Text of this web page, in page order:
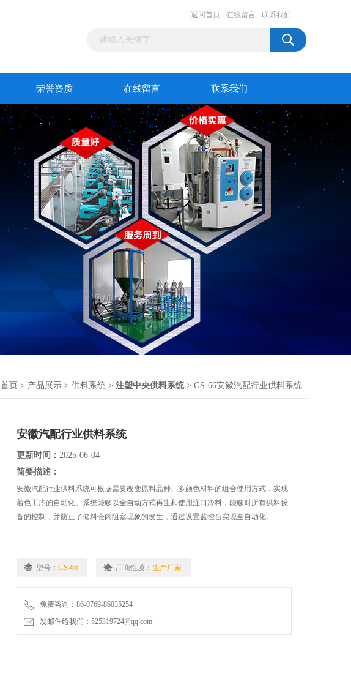
返回首页 在线留言 联系我们
荣誉资质 在线留言 联系我们
首页 > 产品展示 > 供料系统 > 注塑中央供料系统> GS-66安徽汽配行业供料系统
安徽汽配行业供料系统
更新时间： 2025-06-04
简要描述：
安徽汽配行业供料系统可根据需要改变原料品种、多颜色材料的组合使用方式，实现
着色工序的自动化。系统能够以全自动方式再生和使用注口冷料，能够对所有供料设
备的控制，并防止了储料仓内阻塞现象的发生，通过设置监控台实现全自动化。
型号： GS-66 厂商性质： 生产厂家
免费咨询：86-0769-86035254
发邮件给我们：525319724@qq.com